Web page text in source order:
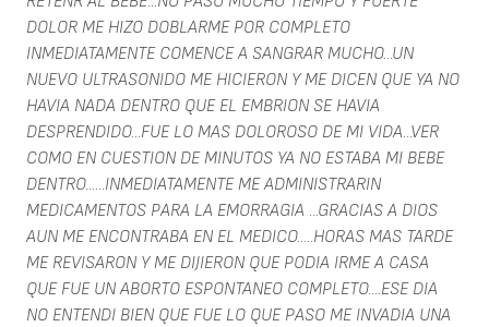
DOLOR ME HIZO DOBLARME POR COMPLETO
INMEDIATAMENTE COMENCE A SANGRAR MUCHO...UN
NUEVO ULTRASONIDO ME HICIERON Y ME DICEN QUE YA NO
HAVIA NADA DENTRO QUE EL EMBRION SE HAVIA
DESPRENDIDO...FUE LO MAS DOLOROSO DE MI VIDA...VER
COMO EN CUESTION DE MINUTOS YA NO ESTABA MI BEBE
DENTRO......INMEDIATAMENTE ME ADMINISTRARIN
MEDICAMENTOS PARA LA EMORRAGIA ...GRACIAS A DIOS
AUN ME ENCONTRABA EN EL MEDICO.....HORAS MAS TARDE
ME REVISARON Y ME DIJIERON QUE PODIA IRME A CASA
QUE FUE UN ABORTO ESPONTANEO COMPLETO....ESE DIA
NO ENTENDI BIEN QUE FUE LO QUE PASO ME INVADIA UNA